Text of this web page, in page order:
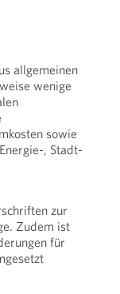
allgemeinen
wenige
sowie
, Stadt-
zur
Zudem ist
für